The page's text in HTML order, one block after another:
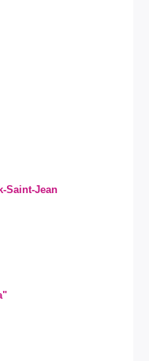
Saint-Jean